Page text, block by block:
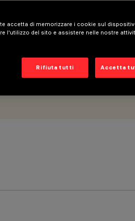
accetta di memorizzare i cookie sul
l'utilizzo del sito e assistere nelle nostre
Rifiuta tutti Accetta